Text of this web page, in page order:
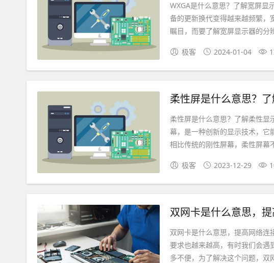
WXGA是什么意思？了解宽屏显
备的更新换代变得越来越频繁，
瞩目，而要了解宽屏显示器的分
极客 2024-01-04
柔性屏是什么意思？
柔性屏是什么意思？了解柔性
幕，是一种创新的显示技术，它
相比传统的刚性屏幕，柔性屏幕
极客 2023-12-29
双网卡是什么意思，
双网卡是什么意思，提高网络连
要求也越来越高，有时我们会遇
多不便，为了解决这个问题，双